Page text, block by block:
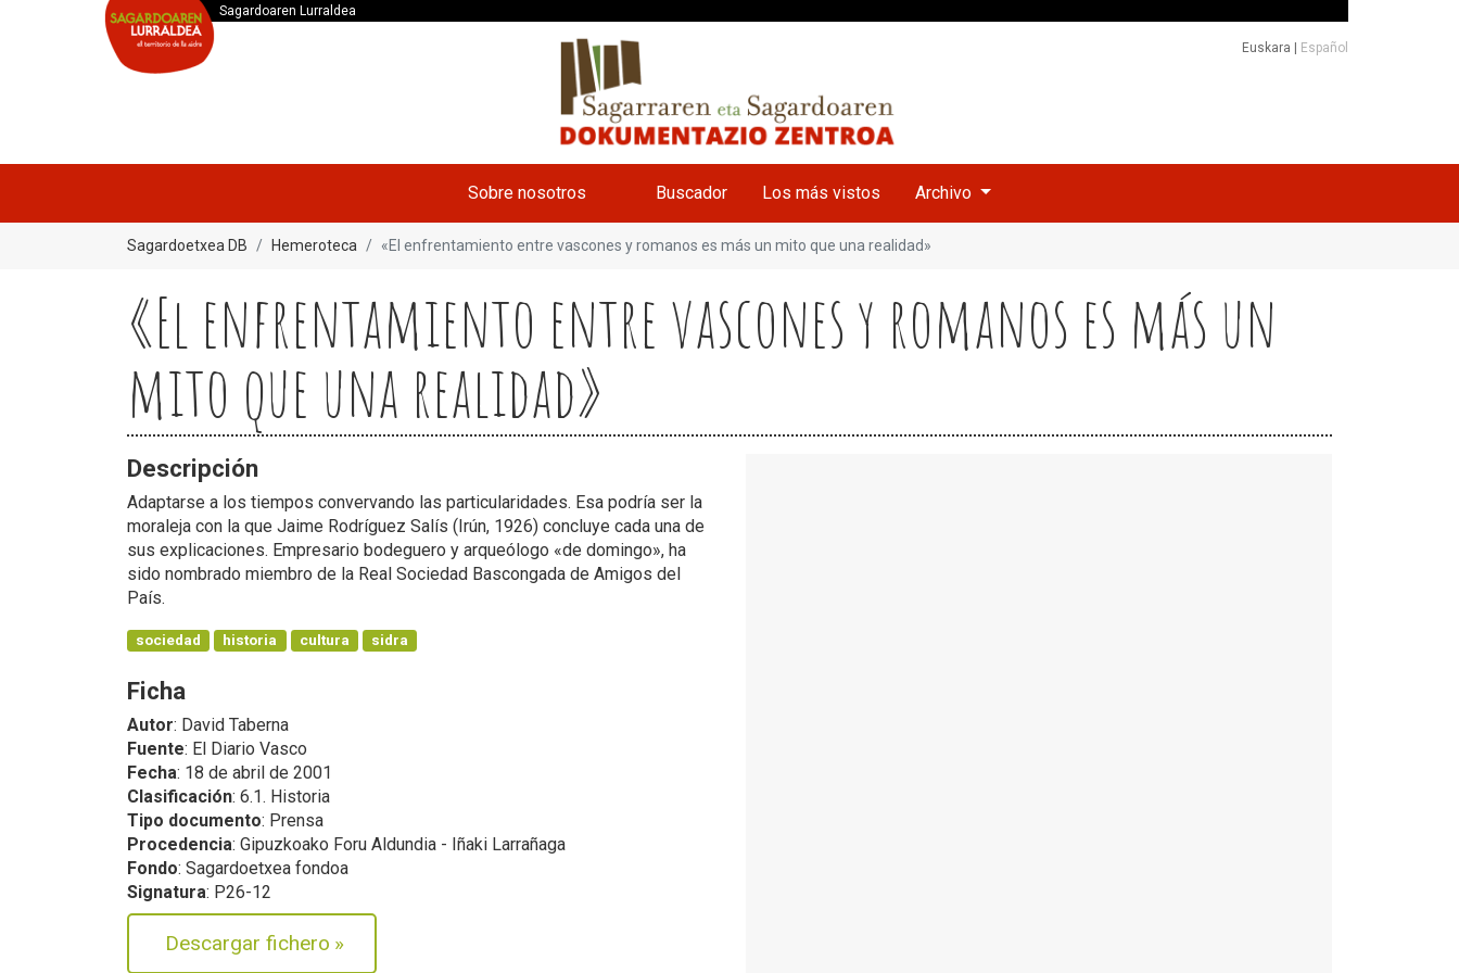
Sagardoaren Lurraldea
Euskara Español
Sobre nosotros Buscador Los más vistos Archivo
Sagardoetxea DB Hemeroteca «El enfrentamiento entre vascones y romanos es más un mito que una realidad»
«El enfrentamiento entre vascones y romanos es más un
mito que una realidad»
Descripción
Adaptarse a los tiempos convervando las particularidades. Esa podría ser la
moraleja con la que Jaime Rodríguez Salís (Irún, 1926) concluye cada una de
sus explicaciones. Empresario bodeguero y arqueólogo «de domingo», ha
sido nombrado miembro de la Real Sociedad Bascongada de Amigos del
País.
sociedad historia cultura sidra
Ficha
Autor: David Taberna
Fuente: El Diario Vasco
Fecha: 18 de abril de 2001
Clasificación: 6.1. Historia
Tipo documento: Prensa
Procedencia: Gipuzkoako Foru Aldundia - Iñaki Larrañaga
Fondo: Sagardoetxea fondoa
Signatura: P26-12
Descargar fichero »